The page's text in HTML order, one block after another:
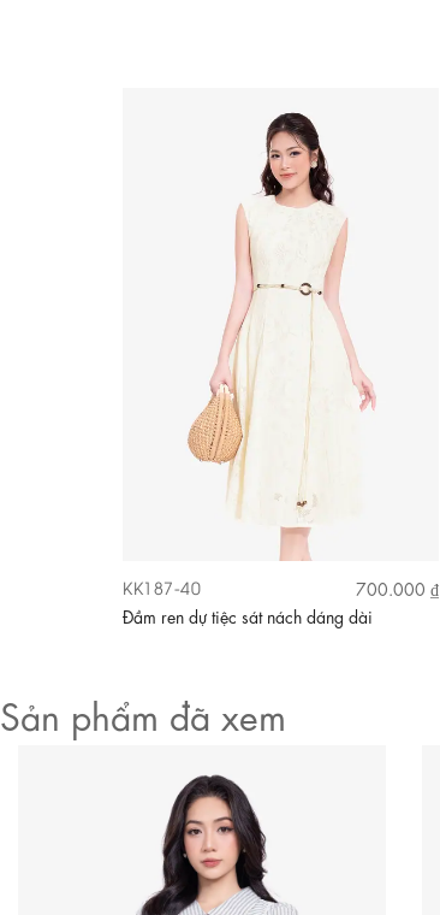
Video
KK187-40
700.000 ₫
Đầm ren dự tiệc sát nách dáng dài
Sản phẩm đã xem